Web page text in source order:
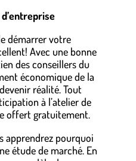
démarrer votre
Avec une bonne
des conseillers du
économique de la
réalité. Tout
à l’atelier de
offert gratuitement.
apprendrez pourquoi
étude de marché. En